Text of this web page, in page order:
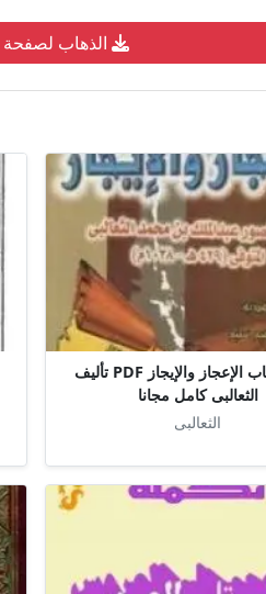
الذهاب لصفحة
تحميل كتاب الإعجاز والإيجاز PDF تأليف
الثعالبى كامل مجانا
الثعالبى